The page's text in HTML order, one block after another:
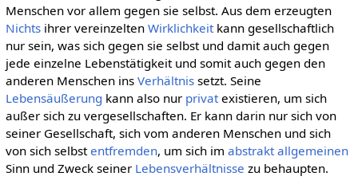
Menschen vor allem gegen sie selbst. Aus dem erzeugten
Nichtsihrer vereinzelten Wirklichkeitkann gesellschaftlich
nur sein, was sich gegen sie selbst und damit auch gegen
jede einzelne Lebenstätigkeit und somit auch gegen den
anderen Menschen ins Verhältnissetzt. Seine
Lebensäußerung kann also nur privatexistieren, um sich
außer sich zu vergesellschaften. Er kann darin nur sich von
seiner Gesellschaft, sich vom anderen Menschen und sich
von sich selbstentfremden, um sich im abstrakt allgemeinen
Sinn und Zweck seiner Lebensverhältnisse zu behaupten.